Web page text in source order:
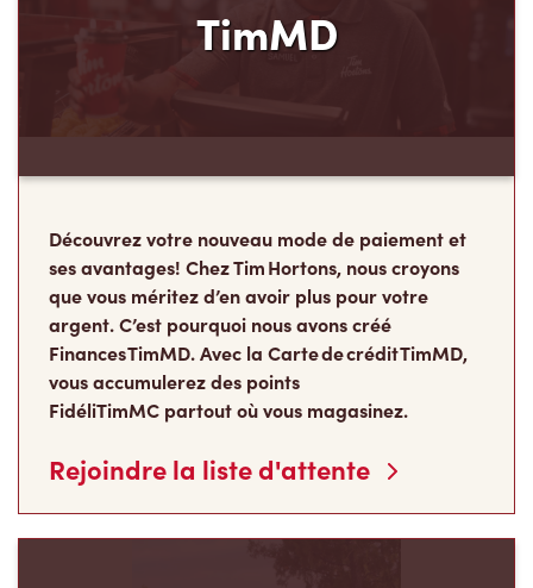
TimMD
Découvrez votre nouveau mode de paiement et
ses avantages! Chez Tim Hortons, nous croyons
que vous méritez d’en avoir plus pour votre
argent. C’est pourquoi nous avons créé
Finances TimMD. Avec la Carte de crédit TimMD,
vous accumulerez des points
FidéliTimMC partout où vous magasinez.
Rejoindre la liste d'attente